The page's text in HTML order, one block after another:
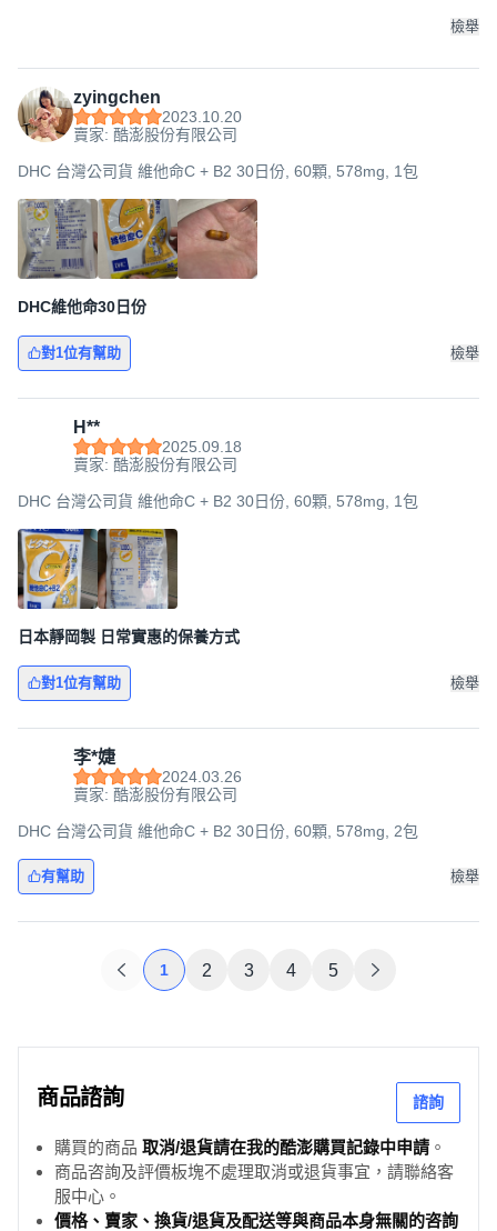
檢舉
zyingchen
2023.10.20
賣家: 酷澎股份有限公司
DHC 台灣公司貨 維他命C + B2 30日份, 60顆, 578mg, 1包
DHC維他命30日份
對1位有幫助 檢舉
H**
2025.09.18
賣家: 酷澎股份有限公司
DHC 台灣公司貨 維他命C + B2 30日份, 60顆, 578mg, 1包
日本靜岡製 日常實惠的保養方式
對1位有幫助 檢舉
李*婕
2024.03.26
賣家: 酷澎股份有限公司
DHC 台灣公司貨 維他命C + B2 30日份, 60顆, 578mg, 2包
有幫助 檢舉
1 2 3 4 5
商品諮詢 諮詢
購買的商品 取消/退貨請在我的酷澎購買記錄中申請 。
商品咨詢及評價板塊不處理取消或退貨事宜，請聯絡客
服中心。
價格、賣家、換貨/退貨及配送等與商品本身無關的咨詢